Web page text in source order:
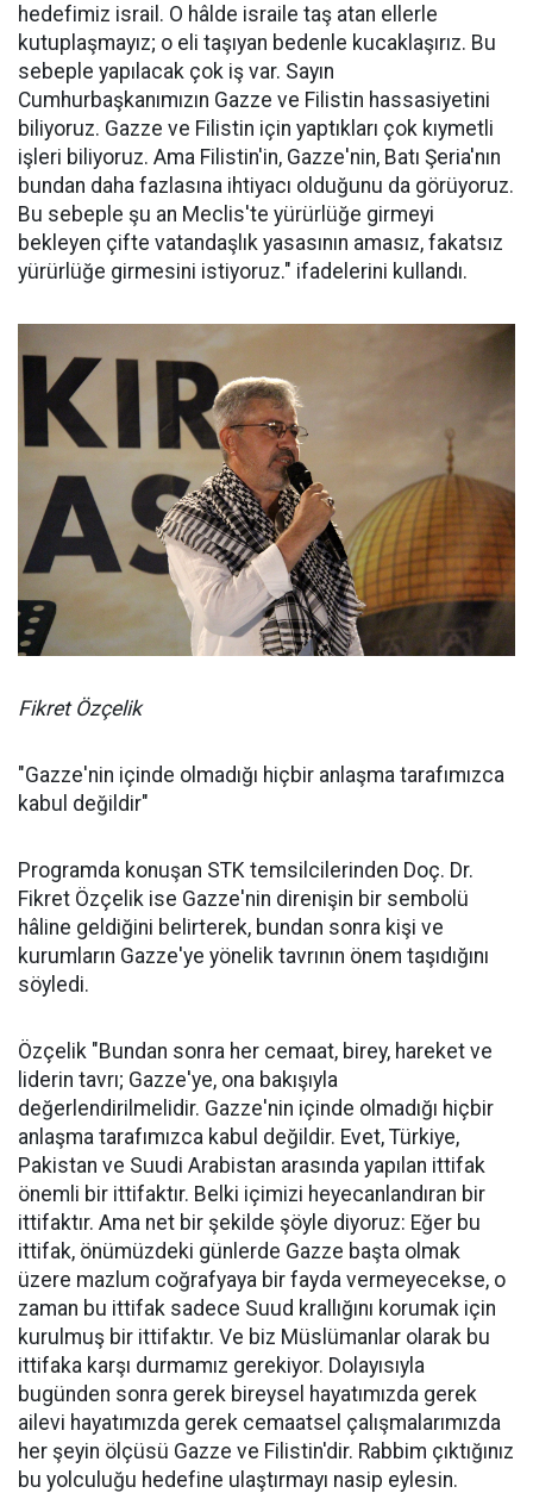
hedefimiz israil. O hâlde israile taş atan ellerle
kutuplaşmayız; o eli taşıyan bedenle kucaklaşırız. Bu
sebeple yapılacak çok iş var. Sayın
Cumhurbaşkanımızın Gazze ve Filistin hassasiyetini
biliyoruz. Gazze ve Filistin için yaptıkları çok kıymetli
işleri biliyoruz. Ama Filistin'in, Gazze'nin, Batı Şeria'nın
bundan daha fazlasına ihtiyacı olduğunu da görüyoruz.
Bu sebeple şu an Meclis'te yürürlüğe girmeyi
bekleyen çifte vatandaşlık yasasının amasız, fakatsız
yürürlüğe girmesini istiyoruz." ifadelerini kullandı.
Fikret Özçelik
"Gazze'nin içinde olmadığı hiçbir anlaşma tarafımızca
kabul değildir"
Programda konuşan STK temsilcilerinden Doç. Dr.
Fikret Özçelik ise Gazze'nin direnişin bir sembolü
hâline geldiğini belirterek, bundan sonra kişi ve
kurumların Gazze'ye yönelik tavrının önem taşıdığını
söyledi.
Özçelik "Bundan sonra her cemaat, birey, hareket ve
liderin tavrı; Gazze'ye, ona bakışıyla
değerlendirilmelidir. Gazze'nin içinde olmadığı hiçbir
anlaşma tarafımızca kabul değildir. Evet, Türkiye,
Pakistan ve Suudi Arabistan arasında yapılan ittifak
önemli bir ittifaktır. Belki içimizi heyecanlandıran bir
ittifaktır. Ama net bir şekilde şöyle diyoruz: Eğer bu
ittifak, önümüzdeki günlerde Gazze başta olmak
üzere mazlum coğrafyaya bir fayda vermeyecekse, o
zaman bu ittifak sadece Suud krallığını korumak için
kurulmuş bir ittifaktır. Ve biz Müslümanlar olarak bu
ittifaka karşı durmamız gerekiyor. Dolayısıyla
bugünden sonra gerek bireysel hayatımızda gerek
ailevi hayatımızda gerek cemaatsel çalışmalarımızda
her şeyin ölçüsü Gazze ve Filistin'dir. Rabbim çıktığınız
bu yolculuğu hedefine ulaştırmayı nasip eylesin.